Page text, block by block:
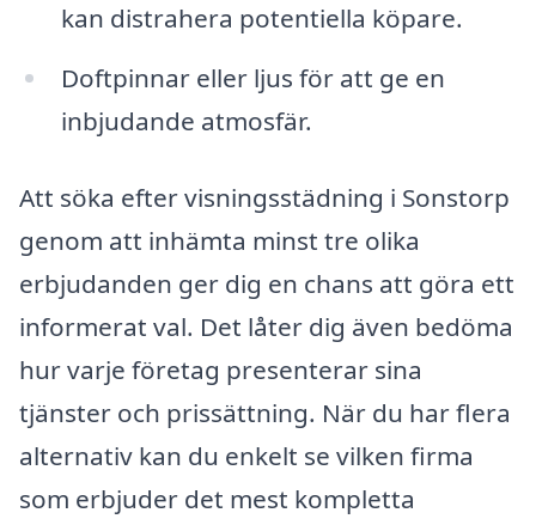
kan distrahera potentiella köpare.
Doftpinnar eller ljus för att ge en
inbjudande atmosfär.
Att söka efter visningsstädning i Sonstorp
genom att inhämta minst tre olika
erbjudanden ger dig en chans att göra ett
informerat val. Det låter dig även bedöma
hur varje företag presenterar sina
tjänster och prissättning. När du har flera
alternativ kan du enkelt se vilken firma
som erbjuder det mest kompletta